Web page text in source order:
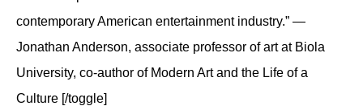
contemporary American entertainment industry.” —
Jonathan Anderson, associate professor of art at Biola
University, co-author of Modern Art and the Life of a
Culture [/toggle]